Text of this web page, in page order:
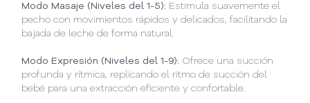
Modo Masaje (Niveles del 1-5): Estimula suavemente el
pecho con movimientos rápidos y delicados, facilitando la
bajada de leche de forma natural.
Modo Expresión (Niveles del 1-9): Ofrece una succión
profunda y rítmica, replicando el ritmo de succión del
bebé para una extracción eficiente y confortable.